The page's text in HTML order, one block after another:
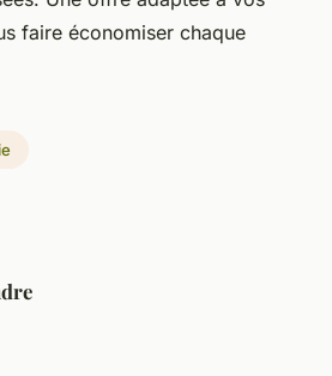
faire économiser chaque